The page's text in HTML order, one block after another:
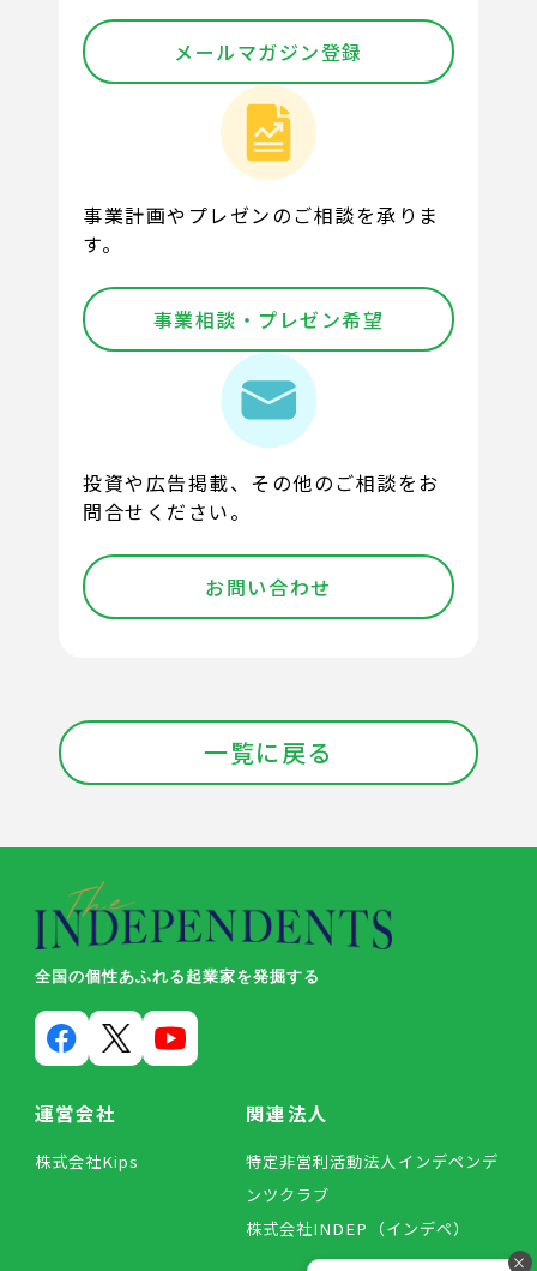
メールマガジン登録
事業計画やプレゼンのご相談を承りま
す。
事業相談・プレゼン希望
投資や広告掲載、その他のご相談をお
問合せください。
お問い合わせ
一覧に戻る
×
全国の個性あふれる起業家を発掘する
運営会社
株式会社Kips
関連法人
特定非営利活動法人インデペンデ
ンツクラブ
株式会社INDEP（インデペ）